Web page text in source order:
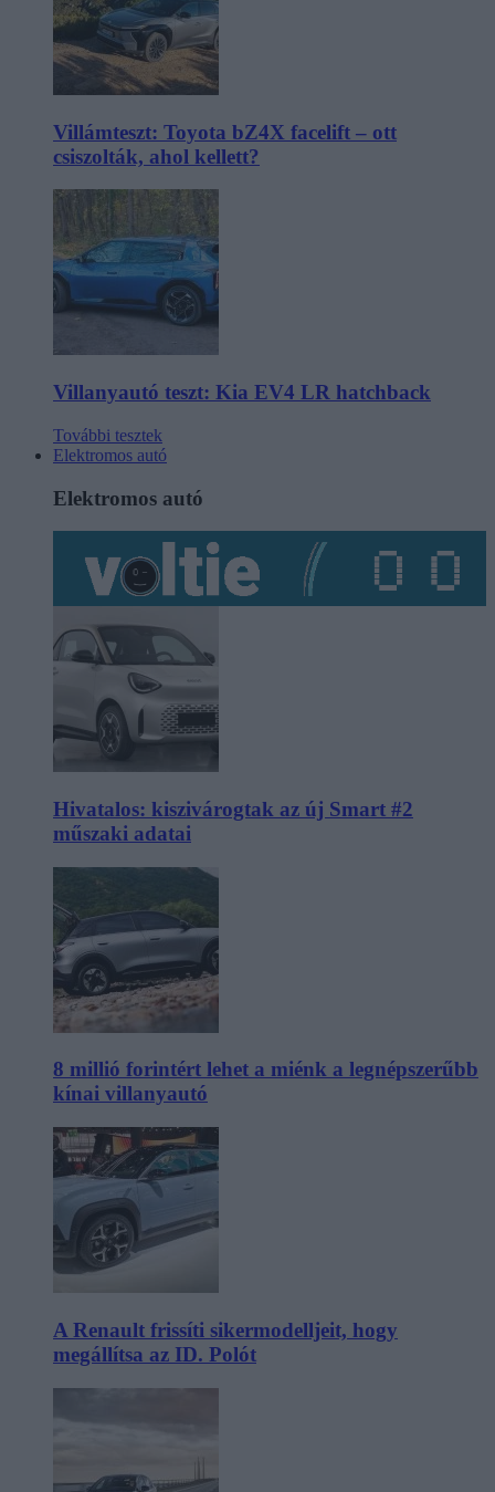
Villámteszt: Toyota bZ4X facelift – ott
csiszolták, ahol kellett?
Villanyautó teszt: Kia EV4 LR hatchback
További tesztek
Elektromos autó
Elektromos autó
Hivatalos: kiszivárogtak az új Smart #2
műszaki adatai
8 millió forintért lehet a miénk a legnépszerűbb
kínai villanyautó
A Renault frissíti sikermodelljeit, hogy
megállítsa az ID. Polót